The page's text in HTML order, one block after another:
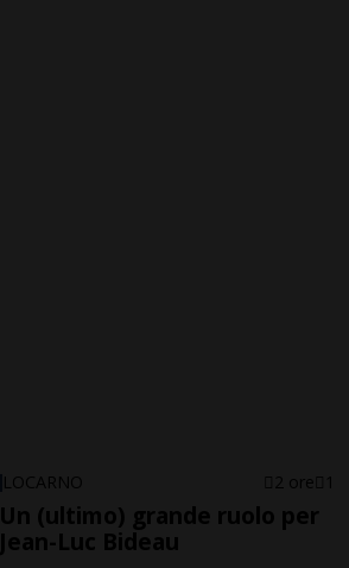
LOCARNO 2 ore 1
Un (ultimo) grande ruolo per
Jean-Luc Bideau